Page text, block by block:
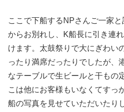
ここで下船するNPさんご一家
からお別れし、K船長に引き連
けます。太鼓祭りで大にぎわい
ったり満席だったりでしたが、
なテーブルで生ビールと干もの
こは他にお客様もいなくてすっ
船の写真を見せていただいたり